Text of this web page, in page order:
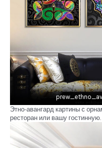
Этно-авангард картины с
ресторан или вашу гостинную.